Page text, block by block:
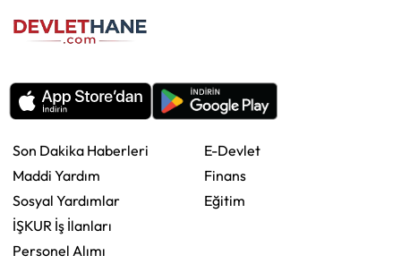
Son Dakika Haberleri
Maddi Yardım
Sosyal Yardımlar
İŞKUR İş İlanları
Personel Alımı
E-Devlet
Finans
Eğitim